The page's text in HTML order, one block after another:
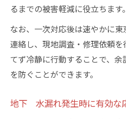
るまでの被害軽減に役立ちます。
なお、一次対応後は速やかに
連絡し、現地調査・修理依頼
てず冷静に行動することで、
を防ぐことができます。
地下 水漏れ発生時に有効な